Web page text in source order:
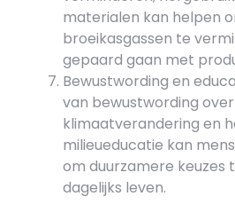
materialen kan helpen
broeikasgassen te
gepaard gaan met
Bewustwording en
van bewustwording over
klimaatverandering en
milieueducatie kan
om duurzamere keuzes
dagelijks leven.